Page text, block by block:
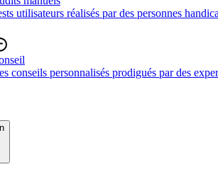
utilisateurs réalisés par des personnes
conseils personnalisés prodigués par des